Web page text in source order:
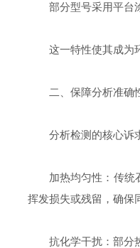
部分型号采用平台
这一特性使其成为
二、保障分析准确
分析检测的核心诉
加热均匀性：传统
挥发损失或残留，确保
抗化学干扰：部分